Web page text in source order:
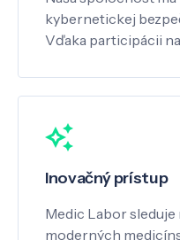
kybernetickej
Vďaka participácii
Inovačný prístup
Medic Labor
moderných